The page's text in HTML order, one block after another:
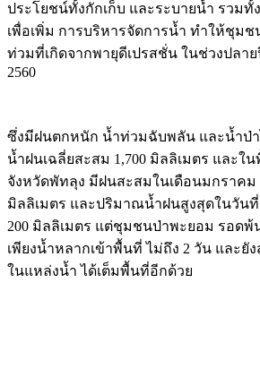
ประโยชน์ทั้งกักเก็บ และระบายน้ำ รวมทั้
เพื่อเพิ่ม การบริหารจัดการน้ำ ทำให้ชุม
ท่วมที่เกิดจากพายุดีเปรสชั่น ในช่วงปลาย
2560
ซึ่งมีฝนตกหนัก น้ำท่วมฉับพลัน และน้ำป่
น้ำฝนเฉลี่ยสะสม 1,700 มิลลิเมตร และใ
จังหวัดพัทลุง มีฝนสะสมในเดือนมกราคม
มิลลิเมตร และปริมาณน้ำฝนสูงสุดในวันที่
200 มิลลิเมตร แต่ชุมชนป่าพะยอม รอด
เพียงน้ำหลากเข้าพื้นที่ ไม่ถึง 2 วัน และยั
ในแหล่งน้ำ ได้เต็มพื้นที่อีกด้วย